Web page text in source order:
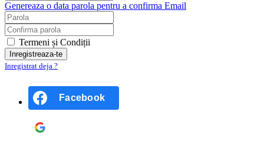
Genereaza o data parola pentru a confirma Email
Termeni și Condiții
Inregistrat deja ?
Facebook